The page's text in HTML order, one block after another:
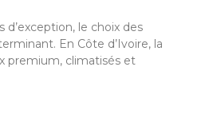
le choix des
En Côte d’Ivoire, la
premium, climatisés et